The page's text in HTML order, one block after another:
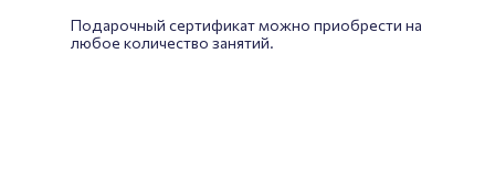
Подарочный сертификат можно приобрести на
любое количество занятий.